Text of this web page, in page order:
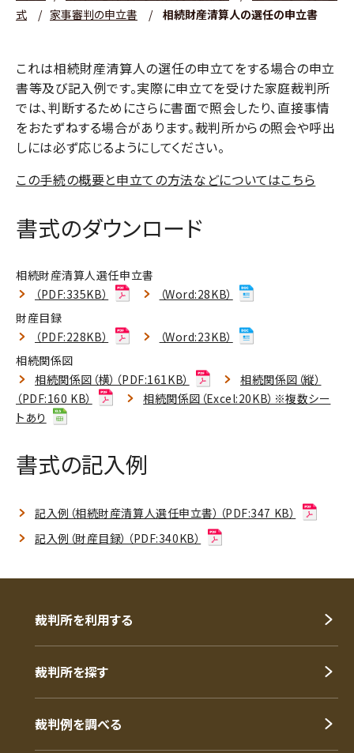
式
/ 家事審判の申立書 / 相続財産清算人の選任の申立書
これは相続財産清算人の選任の申立てをする場合の申立
書等及び記入例です。実際に申立てを受けた家庭裁判所
では、判断するためにさらに書面で照会したり、直接事情
をおたずねする場合があります。裁判所からの照会や呼出
しには必ず応じるようにしてください。
この手続の概要と申立ての方法などについてはこちら
書式のダウンロード
相続財産清算人選任申立書
（PDF:335KB）
（Word:28KB）
財産目録
（PDF:228KB）
（Word:23KB）
相続関係図
相続関係図（横）（PDF:161KB）
相続関係図（縦）
（PDF:160 KB）
相続関係図（Excel:20KB）※複数シー
トあり
書式の記入例
記入例（相続財産清算人選任申立書）（PDF:347 KB）
記入例（財産目録）（PDF:340KB）
裁判所を利用する
裁判所を探す
裁判例を調べる